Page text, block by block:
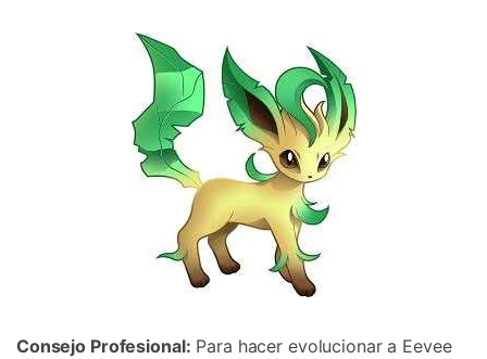
Consejo Profesional: Para hacer evolucionar a Eevee